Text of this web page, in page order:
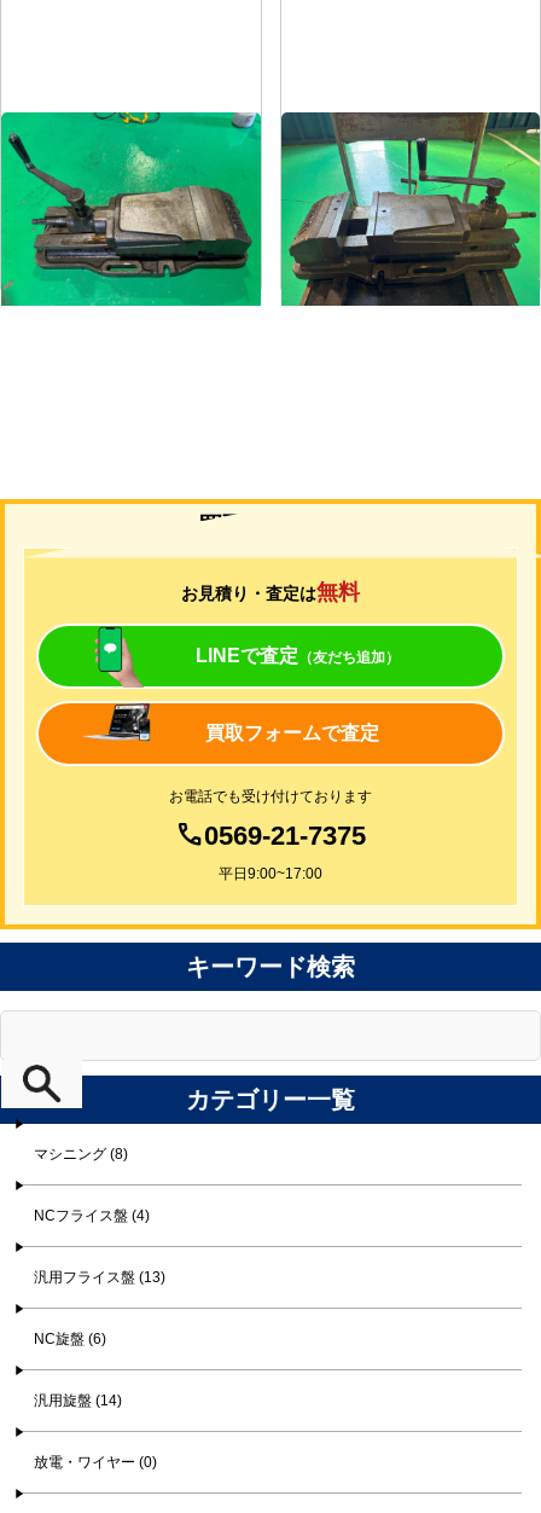
油圧バイス
メーカー 武田
形 式TK-200HVS-U
式-
油圧バイス
メーカー 武田
形 式TK-200HVS-U
年 式-
買取について
お見積り・査定は無料
LINEで査定 （友だち追加）
買取フォームで査定
お電話でも受け付けております
0569-21-7375
平日9:00~17:00
キーワード検索
カテゴリー一覧
マシニング (8)
NCフライス盤 (4)
汎用フライス盤 (13)
NC旋盤 (6)
汎用旋盤 (14)
放電・ワイヤー (0)